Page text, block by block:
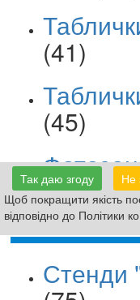
Так даю згоду
Не
Щоб покращити якість
відповідно до Політики
(41)
(45)
Плакати
Стенди